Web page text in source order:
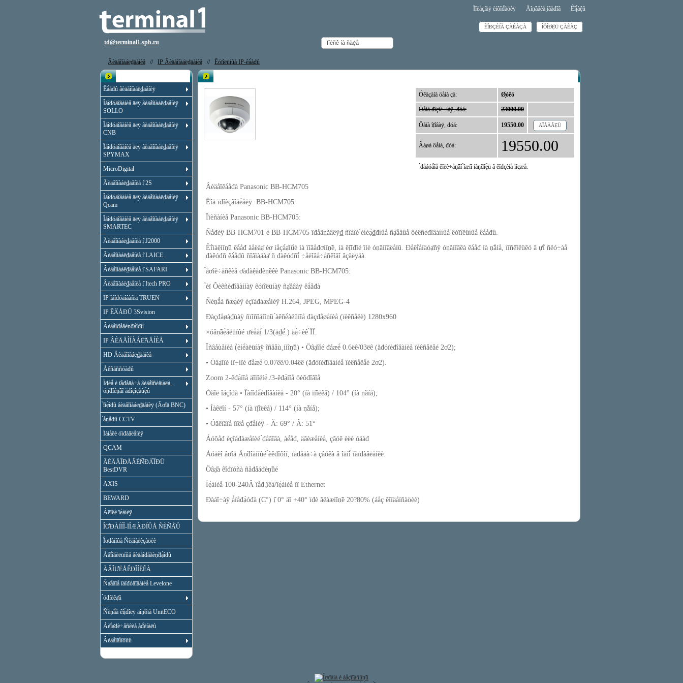
td@terminal1.spb.ru
Ïîëåçíàÿ èíôîđ́àöèÿ Äîṇ̃àâêà ̣îâàđîâ Êîị́àệû
ÊÎĐÇÈÍÀ ÇÀÊÀÇÀ ÎÔÎĐ́Ẹ̀Ü ÇÀÊÀÇ
Âèäåîíàáë₫äåíèå // IP Âèäåîíàáë₫äåíèå // Êóïîëüíûå IP-êà́åđû
Êà́åđû âèäåîíàáë₫äåíèÿ
Îáîđóäîâàíèå äëÿ âèäåîíàáë₫äåíèÿ
SOLLO
Îáîđóäîâàíèå äëÿ âèäåîíàáë₫äåíèÿ
CNB
Îáîđóäîâàíèå äëÿ âèäåîíàáë₫äåíèÿ
SPYMAX
MicroDigital
Âèäåîíàáë₫äåíèå ị̂ 2S
Îáîđóäîâàíèå äëÿ âèäåîíàáë₫äåíèÿ
Qcam
Îáîđóäîâàíèå äëÿ âèäåîíàáë₫äåíèÿ
SMARTEC
Âèäåîíàáë₫äåíèå ị̂ J2000
Âèäåîíàáë₫äåíèå ị̂ LAICE
Âèäåîíàáë₫äåíèå ị̂ SAFARI
Âèäåîíàáë₫äåíèå ị̂ Itech PRO
IP îáîđóäîâàíèå TRUEN
IP ÊÀ̀ÅĐÛ 3Svision
Âèäåîđåăèṇ̃đạ̀îđû
IP ÂÈÄÅÎÍÀÁË̃ÄÅÍÈÅ
HD Âèäåîíàáë₫äåíèå
Àêñåññóàđû
Ïđèǻ è ïåđåäà÷à âèäåîñèăíàëà,
óṇ̃đîéṇ̃âî ăđîçîçàùẹ̀û
̀îíẹ̀îđû âèäåîíàáë₫äåíèÿ (Âơîä BNC)
̉åṇ̃åđû CCTV
Ïàíåëè óïđàâëåíèÿ
QCAM
ÂÈÄÅÎĐÅĂÈÑ̉ĐÀ̉ÎĐÛ
BestDVR
AXIS
BEWARD
Áëîêè ïẹ̀àíèÿ
ÎƠĐÀÍÍÎ-ÏÎÆÀĐÍÛÅ ÑÈÑ̉Å̀Û
Îơđàííûå Ñèăíàëèçàöèè
Àậî́îáèëüíûå âèäåîđåăèṇ̃đạ̀îđû
ÀẨÎƯËÅỂĐÎÍÈÊÀ
Ñạ̊åâîå îáîđóäîâàíèå Levelone
̉óđíèêạ̊û
Ñèṇ̃ǻà êîị́đîëÿ äîṇ̃óïà UnitECO
Áèî́ạ̊đè÷åñêèå ̣åđ́èíàëû
Âèäåîäî́îôîíû
Óêàçàíà öåíà çà: Ø̣óêó
Öåíà đîçíè÷íàÿ, đóá: 23000.00
Öåíà îị̈îâàÿ, đóá: 19550.00 ÄÎÁÀÂẸ̀Ü
Âàøà öåíà, đóá: 19550.00
̉đåáóǻîå êîëè÷åṇ̃âî ́îæíî íàṇ̃đîẹ̀ü â êîđçèíå ïîçæå.
Âèäåîêà́åđà Panasonic BB-HCM705
Êîä ïđîèçâîäẹ̀åëÿ: BB-HCM705
Îïèñàíèå Panasonic BB-HCM705:
Ñåđèÿ BB-HCM701 è BB-HCM705 ïđåäṇ̃àâëÿ₫̣ ñîáîé ́èíèạ̀₫đíûå ñạ̊åâûå ôèêñèđîâàííûå êóïîëüíûå êà́åđû.
Êî́ïàệíîṇ̃ü êà́åđ äåëàạ̊ èơ íåçà́ạ̊íû́è íà ïîâåđơíîṇ̃è, íà êị̂îđîé îíè óṇ̃àíîâëåíû. Đåêî́åíäóạ̊ñÿ óṇ̃àíîâêà êà́åđ íà ṇ̃åíå, ïîñêîëüêó â ựî́ ñëó÷àå
đàêóđñ êà́åđû ñîâïàäàạ̊ ñ đàêóđñî́ ÷åëîâå÷åñêîăî âçăëÿäà.
̉åơíè÷åñêèå ơàđàệåđèṇ̃èêè Panasonic BB-HCM705:
̉èï Ôèêñèđîâàííàÿ êóïîëüíàÿ ñạ̊åâàÿ êà́åđà
Ñèṇ̃ǻà ñæạ̀èÿ èçîáđàæåíèÿ H.264, JPEG, MPEG-4
Đàçđåøà₫ùàÿ ñïîñîáíîṇ̃ü ́àêñè́àëüíîå đàçđåøåíèå (ïèêñåëè) 1280x960
×óâṇ̃âẹ̀åëüíûé ưëǻåị́ 1/3(ä₫é́.) äạ̀÷èê ̀ÎÏ.
Îñâåùåíèå (̀èíè́àëüíàÿ îñâåù¸ííîṇ̃ü) • Öâạ̊íîé đåæè́ 0.6ëê/03ëê (ăđóïèđîâàíèå ïèêñåëåé 2ơ2);
• Öâạ̊íîé íî÷íîé đåæè́ 0.07ëê/0.04ëê (ăđóïèđîâàíèå ïèêñåëåé 2ơ2).
Zoom 2-êđạ̀íîå äîïîëíẹ̀./3-êđạ̀íîå öèôđîâîå
Óăîë îáçîđà • Ïàíîđà́èđîâàíèå - 20° (íà ïị̂îëêå) / 104° (íà ṇ̃åíå);
• Íàêëîí - 57° (íà ïị̂îëêå) / 114° (íà ṇ̃åíå);
• Óăëîâîå ïîëå çđåíèÿ - Ă: 69° / Â: 51°
Áóôåđ èçîáđàæåíèé ̉đåâîăà, ̣àé́åđ, äâèæåíèå, çâóê èëè óäàđ
Àóäèî âơîä Âṇ̃đîåííûé ́èêđîôîí, ïåđåäà÷à çâóêà â îäíî́ íàïđàâëåíèè.
Öâạ̊à êîđïóñà ñåđåáđèṇ̃ûé
Ïẹ̀àíèå 100-240Â ïåđ.̣îêà/ïẹ̀àíèå ïî Ethernet
Đàáî÷àÿ ̣ǻïåđạ̀óđà (C°) ị̂ 0° äî +40° ïđè âëàæíîṇ̃è 20?80% (áåç êîíäåíñàöèè)